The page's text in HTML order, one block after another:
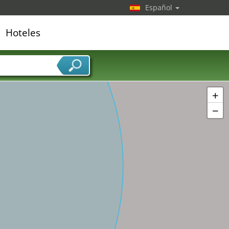
+
−
Español
Hoteles
de servicios